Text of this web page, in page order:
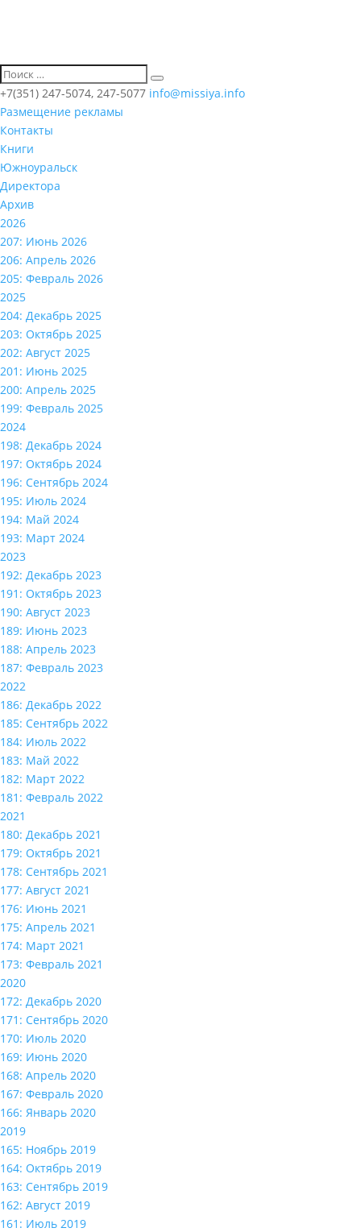
+7(351) 247-5074, 247-5077 info@missiya.info
Размещение рекламы
Контакты
Книги
Южноуральск
Директора
Архив
2026
207: Июнь 2026
206: Апрель 2026
205: Февраль 2026
2025
204: Декабрь 2025
203: Октябрь 2025
202: Август 2025
201: Июнь 2025
200: Апрель 2025
199: Февраль 2025
2024
198: Декабрь 2024
197: Октябрь 2024
196: Сентябрь 2024
195: Июль 2024
194: Май 2024
193: Март 2024
2023
192: Декабрь 2023
191: Октябрь 2023
190: Август 2023
189: Июнь 2023
188: Апрель 2023
187: Февраль 2023
2022
186: Декабрь 2022
185: Сентябрь 2022
184: Июль 2022
183: Май 2022
182: Март 2022
181: Февраль 2022
2021
180: Декабрь 2021
179: Октябрь 2021
178: Сентябрь 2021
177: Август 2021
176: Июнь 2021
175: Апрель 2021
174: Март 2021
173: Февраль 2021
2020
172: Декабрь 2020
171: Сентябрь 2020
170: Июль 2020
169: Июнь 2020
168: Апрель 2020
167: Февраль 2020
166: Январь 2020
2019
165: Ноябрь 2019
164: Октябрь 2019
163: Сентябрь 2019
162: Август 2019
161: Июль 2019